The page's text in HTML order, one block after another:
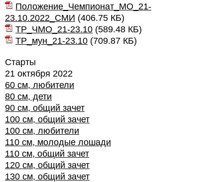
Положение_Чемпионат_МО_21-
23.10.2022_СМИ (406.75 КБ)
ТР_ЧМО_21-23.10 (589.48 КБ)
ТР_мун_21-23.10 (709.87 КБ)
Старты
21 октября 2022
60 см, любители
80 см, дети
90 см, общий зачет
100 см, общий зачет
100 см, любители
110 см, молодые лошади
110 см, общий зачет
120 см, общий зачет
130 см, общий зачет